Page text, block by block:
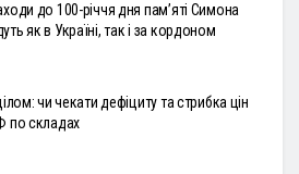
до 100-річчя дня пам’яті Симона
як в Україні, так і за кордоном
чи чекати дефіциту та стрибка цін
по складах